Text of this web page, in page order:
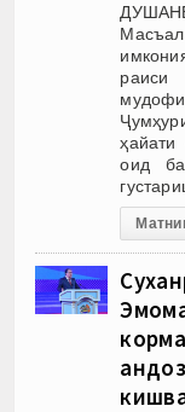
раиси
оид ба
Матни